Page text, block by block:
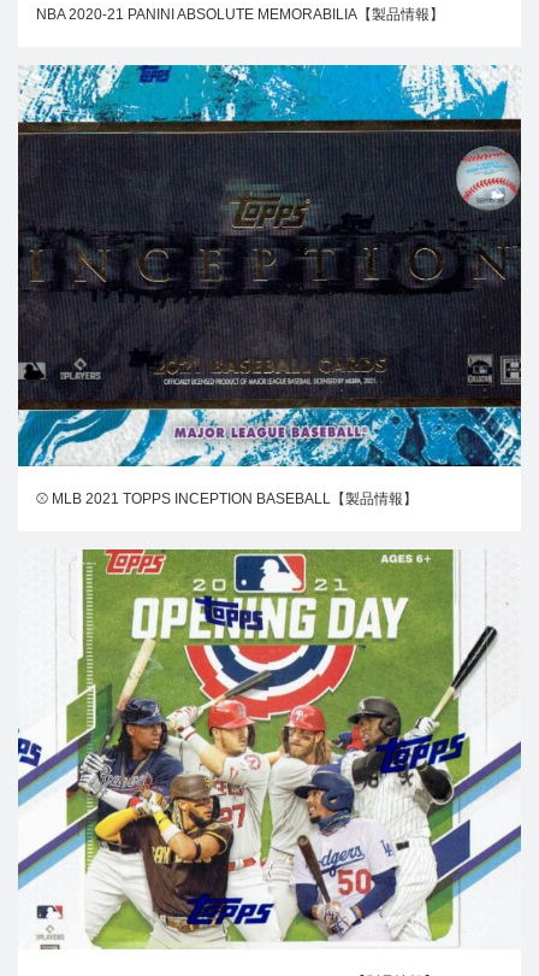
NBA 2020-21 PANINI ABSOLUTE MEMORABILIA【製品情報】
⚾ MLB 2021 TOPPS INCEPTION BASEBALL【製品情報】